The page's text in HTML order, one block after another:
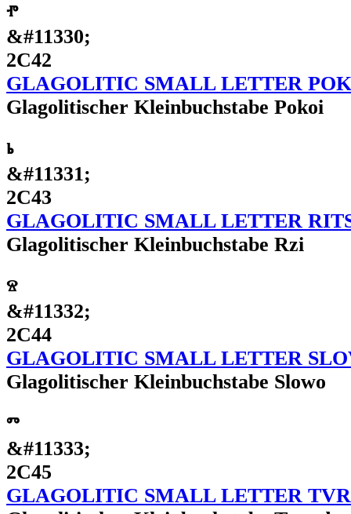
ⱂ
&#11330;
2C42
GLAGOLITIC SMALL LETTER
Glagolitischer Kleinbuchstabe Pokoi
ⱃ
&#11331;
2C43
GLAGOLITIC SMALL LETTER
Glagolitischer Kleinbuchstabe Rzi
ⱄ
&#11332;
2C44
GLAGOLITIC SMALL LETTER
Glagolitischer Kleinbuchstabe Slowo
ⱅ
&#11333;
2C45
GLAGOLITIC SMALL LETTER